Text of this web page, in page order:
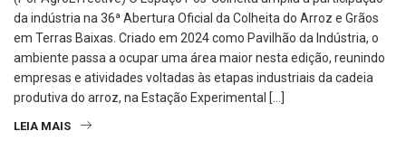
da indústria na 36ª Abertura Oficial da Colheita do Arroz e Grãos
em Terras Baixas. Criado em 2024 como Pavilhão da Indústria, o
ambiente passa a ocupar uma área maior nesta edição, reunindo
empresas e atividades voltadas às etapas industriais da cadeia
produtiva do arroz, na Estação Experimental […]
LEIA MAIS